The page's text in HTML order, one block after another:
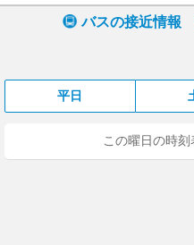
バスの接近情報
平日
この曜日の時刻